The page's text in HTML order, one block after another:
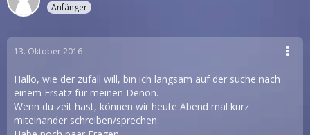
Anfänger
13. Oktober 2016
Hallo, wie der zufall will, bin ich langsam auf der suche nach
einem Ersatz für meinen Denon.
Wenn du zeit hast, können wir heute Abend mal kurz
miteinander schreiben/sprechen.